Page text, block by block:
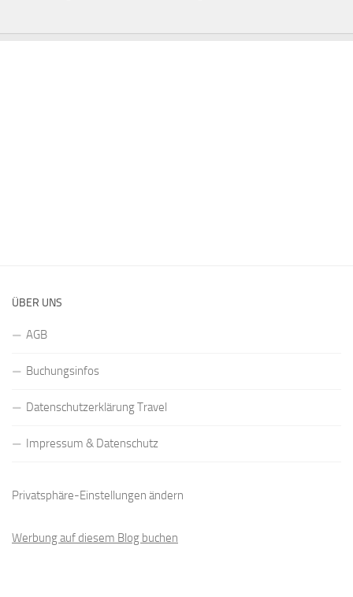
ÜBER UNS
AGB
Buchungsinfos
Datenschutzerklärung Travel
Impressum & Datenschutz
Privatsphäre-Einstellungen ändern
Werbung auf diesem Blog buchen